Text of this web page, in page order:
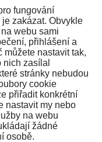
fungování
zakázat. Obvykle
webu sami
přihlášení a
nastavit tak,
zasílal
stránky nebudou
cookie
přiřadit konkrétní
nastavit my nebo
na webu
žádné
osobě.